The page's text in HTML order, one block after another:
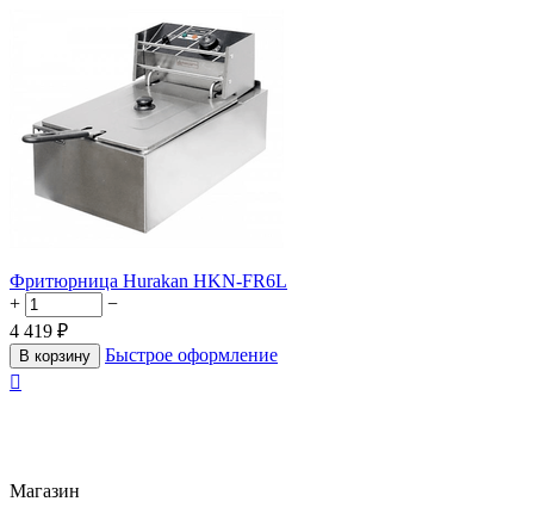
Фритюрница Hurakan HKN-FR6L
+
−
4 419 ₽
В корзину
Быстрое оформление

Магазин